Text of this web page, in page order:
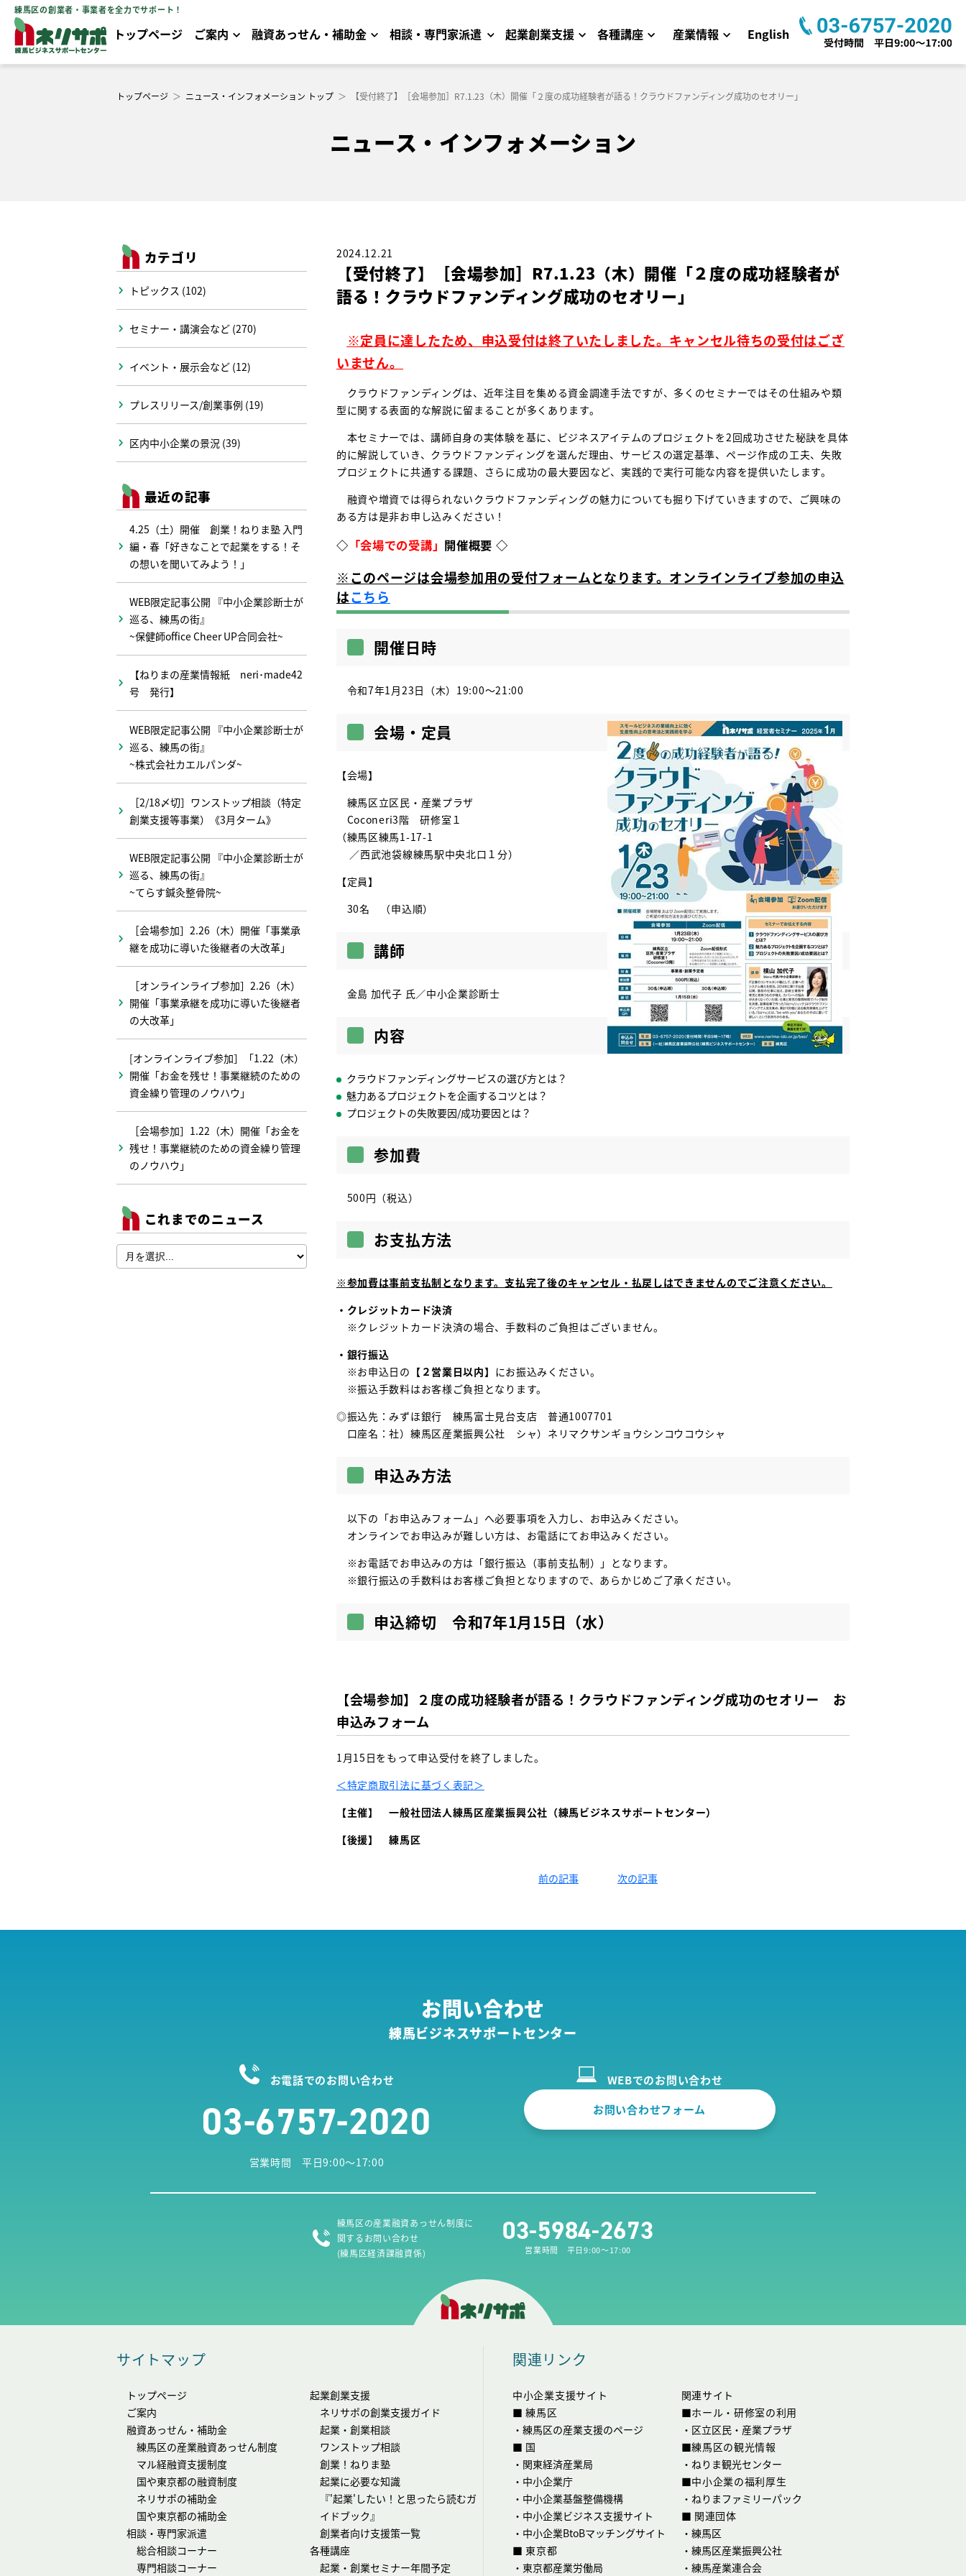
練馬区の創業者・事業者を全力でサポート！
トップページ ご案内 融資あっせん・補助金 相談・専門家派遣 起業創業支援 各種講座 産業情報 English
トップページ ＞ ニュース・インフォメーション トップ ＞ 【受付終了】［会場参加］R7.1.23（木）開催「２度の成功経験者が語る！クラウドファンディング成功のセオリー」
ニュース・インフォメーション
2024.12.21
【受付終了】［会場参加］R7.1.23（木）開催「２度の成功経験者が
語る！クラウドファンディング成功のセオリー」
※定員に達したため、申込受付は終了いたしました。キャンセル待ちの受付はござ
いません。
クラウドファンディングは、近年注目を集める資金調達手法ですが、多くのセミナーではその仕組みや類
型に関する表面的な解説に留まることが多くあります。
本セミナーでは、講師自身の実体験を基に、ビジネスアイテムのプロジェクトを2回成功させた秘訣を具体
的に解説していき、クラウドファンディングを選んだ理由、サービスの選定基準、ページ作成の工夫、失敗
プロジェクトに共通する課題、さらに成功の最大要因など、実践的で実行可能な内容を提供いたします。
融資や増資では得られないクラウドファンディングの魅力についても掘り下げていきますので、ご興味の
ある方は是非お申し込みください！
◇ 「会場での受講」 開催概要 ◇
※このページは会場参加用の受付フォームとなります。オンラインライブ参加の申込
はこちら
開催日時
令和7年1月23日（木）19:00～21:00
会場・定員
【会場】
練馬区立区民・産業プラザ
Coconeri3階 研修室１
（練馬区練馬1-17-1
／西武池袋線練馬駅中央北口１分）
【定員】
30名 （申込順）
講師
金島 加代子 氏／中小企業診断士
内容
クラウドファンディングサービスの選び方とは？
魅力あるプロジェクトを企画するコツとは？
プロジェクトの失敗要因/成功要因とは？
参加費
500円（税込）
お支払方法
※参加費は事前支払制となります。支払完了後のキャンセル・払戻しはできませんのでご注意ください。
・クレジットカード決済
※クレジットカード決済の場合、手数料のご負担はございません。
・銀行振込
※お申込日の 【２営業日以内】 にお振込みください。
※振込手数料はお客様ご負担となります。
◎振込先：みずほ銀行 練馬富士見台支店 普通1007701
口座名：社）練馬区産業振興公社 シャ）ネリマクサンギョウシンコウコウシャ
申込み方法
以下の「お申込みフォーム」へ必要事項を入力し、お申込みください。
オンラインでお申込みが難しい方は、お電話にてお申込みください。
※お電話でお申込みの方は「銀行振込（事前支払制）」となります。
※銀行振込の手数料はお客様ご負担となりますので、あらかじめご了承ください。
申込締切 令和7年1月15日（水）
【会場参加】２度の成功経験者が語る！クラウドファンディング成功のセオリー お
申込みフォーム
1月15日をもって申込受付を終了しました。
＜特定商取引法に基づく表記＞
【主催】
一般社団法人練馬区産業振興公社（練馬ビジネスサポートセンター）
【後援】 練馬区
前の記事 次の記事
カテゴリ
トピックス (102)
セミナー・講演会など (270)
イベント・展示会など (12)
プレスリリース/創業事例 (19)
区内中小企業の景況 (39)
最近の記事
4.25（土）開催 創業！ねりま塾 入門
編・春「好きなことで起業をする！そ
の想いを聞いてみよう！」
WEB限定記事公開 『中小企業診断士が
巡る、練馬の街』
~保健師office Cheer UP合同会社~
【ねりまの産業情報紙 neri･made42
号 発行】
WEB限定記事公開 『中小企業診断士が
巡る、練馬の街』
~株式会社カエルパンダ~
［2/18〆切］ワンストップ相談（特定
創業支援等事業）《3月ターム》
WEB限定記事公開 『中小企業診断士が
巡る、練馬の街』
~てらす鍼灸整骨院~
［会場参加］2.26（木）開催「事業承
継を成功に導いた後継者の大改革」
［オンラインライブ参加］2.26（木）
開催「事業承継を成功に導いた後継者
の大改革」
[オンラインライブ参加］「1.22（木）
開催「お金を残せ！事業継続のための
資金繰り管理のノウハウ」
［会場参加］1.22（木）開催「お金を
残せ！事業継続のための資金繰り管理
のノウハウ」
これまでのニュース
お問い合わせ
練馬ビジネスサポートセンター
WEBでのお問い合わせ
お問い合わせフォーム
お電話でのお問い合わせ
03-6757-2020
営業時間 平日9:00～17:00
練馬区の産業融資あっせん制度に
関するお問い合わせ
(練馬区経済課融資係)
03-5984-2673
営業時間 平日9:00～17:00
サイトマップ
トップページ
ご案内
融資あっせん・補助金
練馬区の産業融資あっせん制度
マル経融資支援制度
国や東京都の融資制度
ネリサポの補助金
国や東京都の補助金
相談・専門家派遣
総合相談コーナー
専門相談コーナー
起業創業支援
ネリサポの創業支援ガイド
起業・創業相談
ワンストップ相談
創業！ねりま塾
起業に必要な知識
『'起業'したい！と思ったら読むガ
イドブック』
創業者向け支援策一覧
各種講座
起業・創業セミナー年間予定
関連リンク
中小企業支援サイト
■ 練馬区
・ 練馬区の産業支援のページ
■ 国
・ 関東経済産業局
・ 中小企業庁
・ 中小企業基盤整備機構
・ 中小企業ビジネス支援サイト
・ 中小企業BtoBマッチングサイト
■ 東京都
・ 東京都産業労働局
関連サイト
■ホール・研修室の利用
・ 区立区民・産業プラザ
■練馬区の観光情報
・ ねりま観光センター
■中小企業の福利厚生
・ ねりまファミリーパック
■ 関連団体
・ 練馬区
・ 練馬区産業振興公社
・ 練馬産業連合会